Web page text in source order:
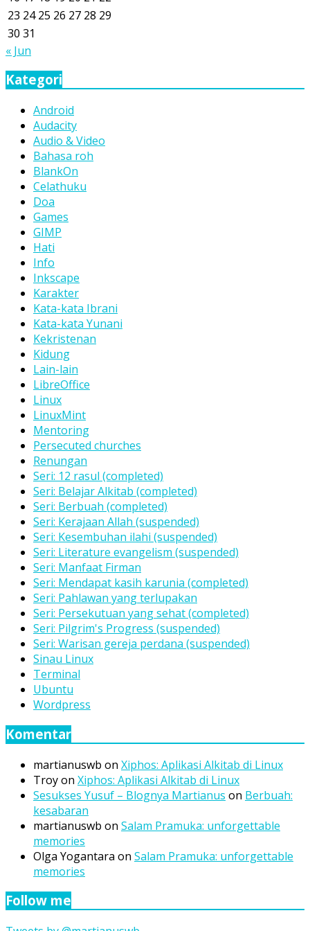
23 24 25 26 27 28 29
30 31
« Jun
Kategori
Android
Audacity
Audio & Video
Bahasa roh
BlankOn
Celathuku
Doa
Games
GIMP
Hati
Info
Inkscape
Karakter
Kata-kata Ibrani
Kata-kata Yunani
Kekristenan
Kidung
Lain-lain
LibreOffice
Linux
LinuxMint
Mentoring
Persecuted churches
Renungan
Seri: 12 rasul (completed)
Seri: Belajar Alkitab (completed)
Seri: Berbuah (completed)
Seri: Kerajaan Allah (suspended)
Seri: Kesembuhan ilahi (suspended)
Seri: Literature evangelism (suspended)
Seri: Manfaat Firman
Seri: Mendapat kasih karunia (completed)
Seri: Pahlawan yang terlupakan
Seri: Persekutuan yang sehat (completed)
Seri: Pilgrim's Progress (suspended)
Seri: Warisan gereja perdana (suspended)
Sinau Linux
Terminal
Ubuntu
Wordpress
Komentar
martianuswb on Xiphos: Aplikasi Alkitab di Linux
Troyon Xiphos: Aplikasi Alkitab di Linux
Sesukses Yusuf – Blognya Martianus on Berbuah:
kesabaran
martianuswb on Salam Pramuka: unforgettable
memories
Olga Yogantara on Salam Pramuka: unforgettable
memories
Follow me